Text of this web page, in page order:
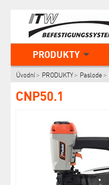
PRODUKTY
Úvodní PRODUKTY Paslode
CNP50.1